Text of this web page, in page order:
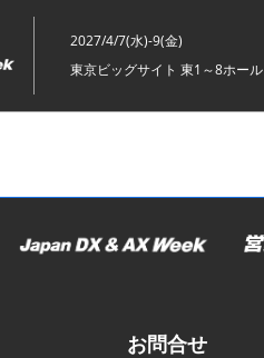
2027/4/7(水)-9(金)
東京ビッグサイト 東1～8ホール
お問合せ